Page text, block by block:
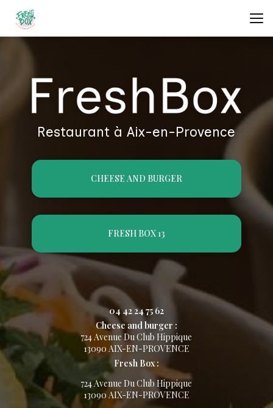
contenu
principal
Restaurant à Aix-en-Provence
CHEESE AND BURGER
FRESH BOX 13
04 42 24 75 62
Cheese and burger :
724 Avenue Du Club Hippique
13090 AIX-EN-PROVENCE
Fresh Box :
724 Avenue Du Club Hippique
13090 AIX-EN-PROVENCE